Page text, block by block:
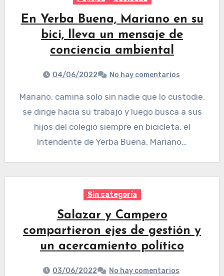
En Yerba Buena, Mariano en su
bici, lleva un mensaje de
conciencia ambiental
04/06/2022 No hay comentarios
Mariano, camina solo sin nadie que lo custodie,
se dirige hacia su trabajo y luego busca a sus
hijos del colegio siempre en bicicleta. el
Intendente de Yerba Buena, Mariano…
Sin categoría
Salazar y Campero
compartieron ejes de gestión y
un acercamiento político
03/06/2022 No hay comentarios